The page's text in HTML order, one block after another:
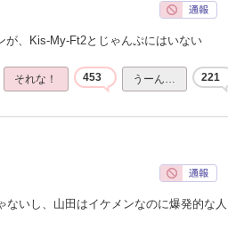
、Kis-My-Ft2とじゃんぷにはいない
それな！ 453 うーん… 221
いし、山田はイケメンなのに爆発的な人